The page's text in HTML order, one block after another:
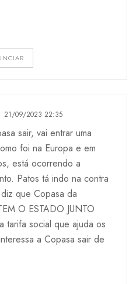
21/09/2023 22:35
sair, vai entrar uma
foi na Europa e em
está ocorrendo a
Patos tá indo na contra
que Copasa da
O ESTADO JUNTO
tarifa social que ajuda os
a Copasa sair de